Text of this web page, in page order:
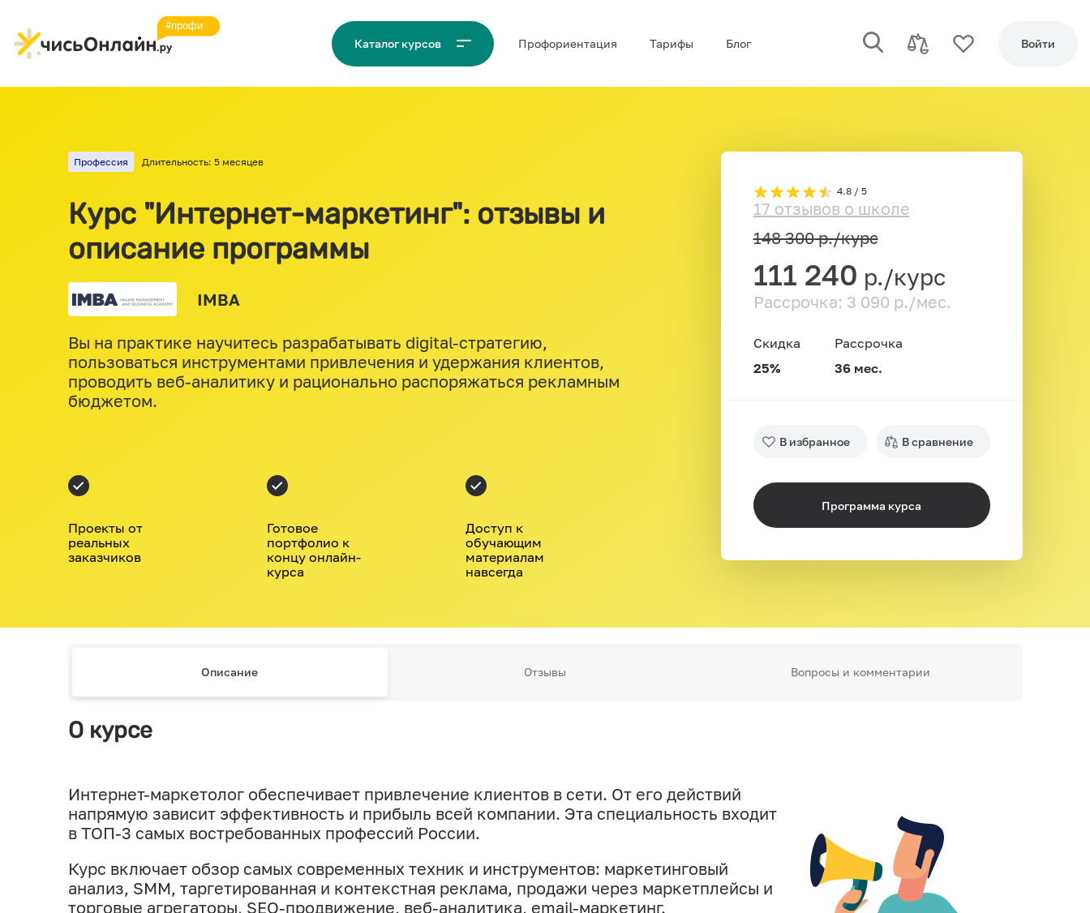
Каталог курсов Проф‌ориентация Тарифы Блог Войти
Профессия Длительность: 5 месяцев
Курс "Интернет-маркетинг": отзывы и
описание программы
IMBA
Вы на практике научитесь разрабатывать digital-стратегию,
пользоваться инструментами привлечения и удержания клиентов,
проводить веб-аналитику и рационально распоряжаться рекламным
бюджетом.
Проекты от
реальных
заказчиков
Готовое
портфолио к
концу онлайн-
курса
Доступ к
обучающим
материалам
навсегда
4.8 / 5
17 отзывов о школе
148 300р./курс
111 240 р./курс
Рассрочка: 3 090 р./мес.
Скидка
25%
Рассрочка
36 мес.
В избранное В сравнение
Программа курса
Описание Отзывы Вопросы и комментарии
О курсе
Интернет-маркетолог обеспечивает привлечение клиентов в сети. От его действий
напрямую зависит эффективность и прибыль всей компании. Эта специальность входит
в ТОП-3 самых востребованных профессий России.
Курс включает обзор самых современных техник и инструментов: маркетинговый
анализ, SMM, таргетированная и контекстная реклама, продажи через маркетплейсы и
торговые агрегаторы, SEO-продвижение, веб-аналитика, email-маркетинг.